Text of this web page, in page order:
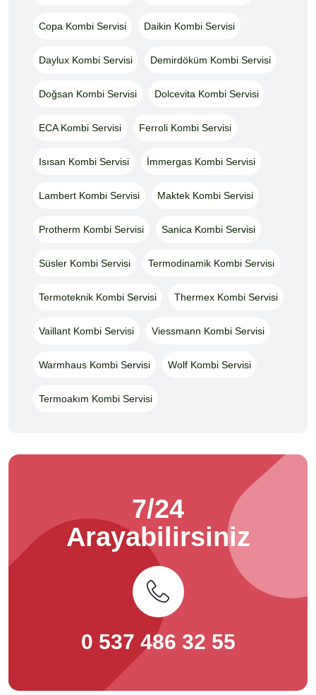
Copa Kombi Servisi Daikin Kombi Servisi
Daylux Kombi Servisi Demirdöküm Kombi Servisi
Doğsan Kombi Servisi Dolcevita Kombi Servisi
ECA Kombi Servisi Ferroli Kombi Servisi
Isısan Kombi Servisi İmmergas Kombi Servisi
Lambert Kombi Servisi Maktek Kombi Servisi
Protherm Kombi Servisi Sanica Kombi Servisi
Süsler Kombi Servisi Termodinamik Kombi Servisi
Termoteknik Kombi Servisi Thermex Kombi Servisi
Vaillant Kombi Servisi Viessmann Kombi Servisi
Warmhaus Kombi Servisi Wolf Kombi Servisi
Termoakım Kombi Servisi
7/24
Arayabilirsiniz
0 537 486 32 55